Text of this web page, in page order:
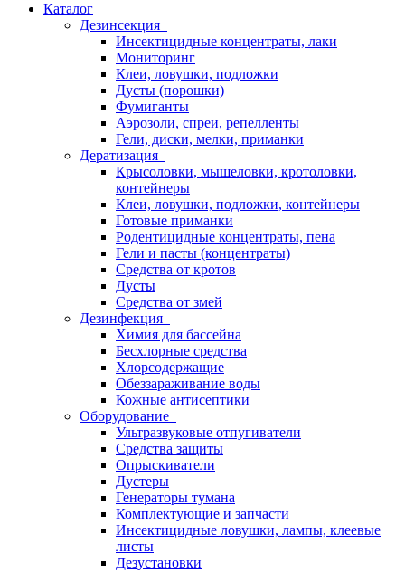
Каталог
Дезинсекция
Инсектицидные концентраты, лаки
Мониторинг
Клеи, ловушки, подложки
Дусты (порошки)
Фумиганты
Аэрозоли, спреи, репелленты
Гели, диски, мелки, приманки
Дератизация
Крысоловки, мышеловки, кротоловки,
контейнеры
Клеи, ловушки, подложки, контейнеры
Готовые приманки
Родентицидные концентраты, пена
Гели и пасты (концентраты)
Средства от кротов
Дусты
Средства от змей
Дезинфекция
Химия для бассейна
Бесхлорные средства
Хлорсодержащие
Обеззараживание воды
Кожные антисептики
Оборудование
Ультразвуковые отпугиватели
Средства защиты
Опрыскиватели
Дустеры
Генераторы тумана
Комплектующие и запчасти
Инсектицидные ловушки, лампы, клеевые
листы
Дезустановки